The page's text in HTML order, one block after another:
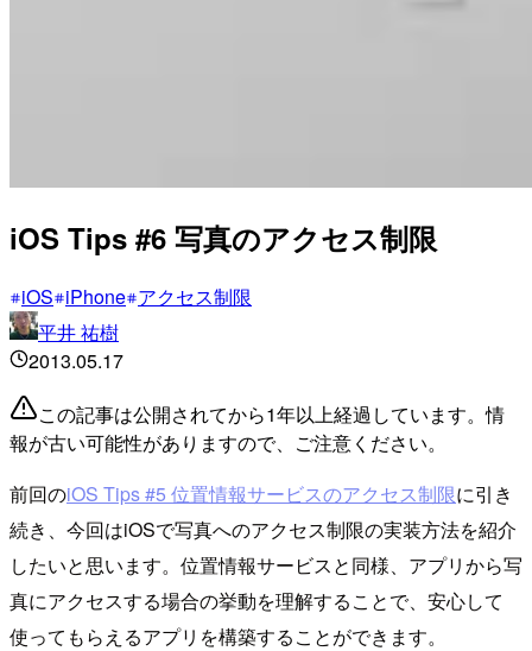
iOS Tips #6 写真のアクセス制限
iOS iPhone アクセス制限
平井 祐樹
2013.05.17
この記事は公開されてから1年以上経過しています。情
報が古い可能性がありますので、ご注意ください。
前回のiOS Tips #5 位置情報サービスのアクセス制限に引き
続き、今回はiOSで写真へのアクセス制限の実装方法を紹介
したいと思います。位置情報サービスと同様、アプリから写
真にアクセスする場合の挙動を理解することで、安心して
使ってもらえるアプリを構築することができます。